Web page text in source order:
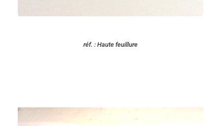
réf. : Haute feuillure